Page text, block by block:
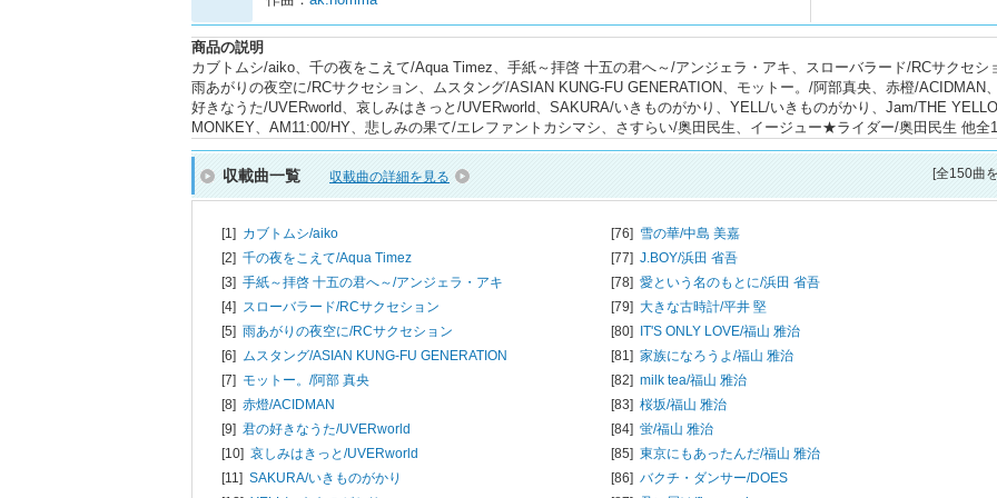
商品の説明
カブトムシ/aiko、千の夜をこえて/Aqua Timez、手紙～拝啓 十五の君へ～/アンジェラ・アキ、スローバラード/RCサクセシ
雨あがりの夜空に/RCサクセション、ムスタング/ASIAN KUNG-FU GENERATION、モットー。/阿部真央、赤橙/ACIDMAN
好きなうた/UVERworld、哀しみはきっと/UVERworld、SAKURA/いきものがかり、YELL/いきものがかり、Jam/THE
MONKEY、AM11:00/HY、悲しみの果て/エレファントカシマシ、さすらい/奥田民生、イージュー★ライダー/奥田民生 他全
収載曲一覧 収載曲の詳細を見る [全150曲
[1] カブトムシ/aiko
[2] 千の夜をこえて/Aqua Timez
[3] 手紙～拝啓 十五の君へ～/アンジェラ・アキ
[4] スローバラード/RCサクセション
[5] 雨あがりの夜空に/RCサクセション
[6] ムスタング/ASIAN KUNG-FU GENERATION
[7] モットー。/阿部 真央
[8] 赤燈/ACIDMAN
[9] 君の好きなうた/UVERworld
[10] 哀しみはきっと/UVERworld
[11] SAKURA/いきものがかり
[76] 雪の華/中島 美嘉
[77] J.BOY/浜田 省吾
[78] 愛という名のもとに/浜田 省吾
[79] 大きな古時計/平井 堅
[80] IT'S ONLY LOVE/福山 雅治
[81] 家族になろうよ/福山 雅治
[82] milk tea/福山 雅治
[83] 桜坂/福山 雅治
[84] 蛍/福山 雅治
[85] 東京にもあったんだ/福山 雅治
[86] バクチ・ダンサー/DOES